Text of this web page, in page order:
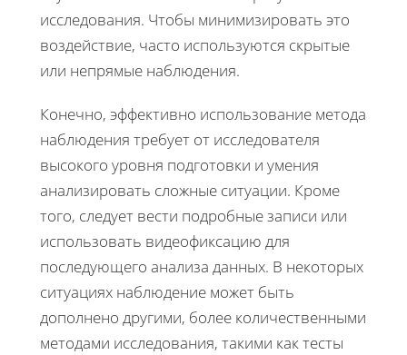
исследования. Чтобы минимизировать это
воздействие, часто используются скрытые
или непрямые наблюдения.
Конечно, эффективно использование метода
наблюдения требует от исследователя
высокого уровня подготовки и умения
анализировать сложные ситуации. Кроме
того, следует вести подробные записи или
использовать видеофиксацию для
последующего анализа данных. В некоторых
ситуациях наблюдение может быть
дополнено другими, более количественными
методами исследования, такими как тесты